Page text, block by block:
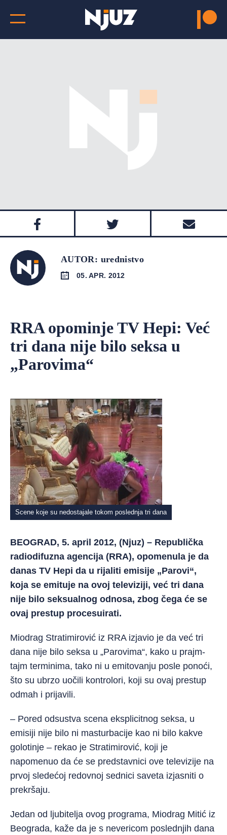
AUTOR: urednistvo
05. APR. 2012
RRA opominje TV Hepi: Već
tri dana nije bilo seksa u
„Parovima“
Scene koje su nedostajale tokom poslednja tri dana
BEOGRAD, 5. april 2012, (Njuz) – Republička
radiodifuzna agencija (RRA), opomenula je da
danas TV Hepi da u rijaliti emisije „Parovi“,
koja se emituje na ovoj televiziji, već tri dana
nije bilo seksualnog odnosa, zbog čega će se
ovaj prestup procesuirati.
Miodrag Stratimirović iz RRA izjavio je da već tri
dana nije bilo seksa u „Parovima“, kako u prajm-
tajm terminima, tako ni u emitovanju posle ponoći,
što su ubrzo uočili kontrolori, koji su ovaj prestup
odmah i prijavili.
– Pored odsustva scena eksplicitnog seksa, u
emisiji nije bilo ni masturbacije kao ni bilo kakve
golotinje – rekao je Stratimirović, koji je
napomenuo da će se predstavnici ove televizije na
prvoj sledećoj redovnoj sednici saveta izjasniti o
prekršaju.
Jedan od ljubitelja ovog programa, Miodrag Mitić iz
Beograda, kaže da je s nevericom poslednjih dana